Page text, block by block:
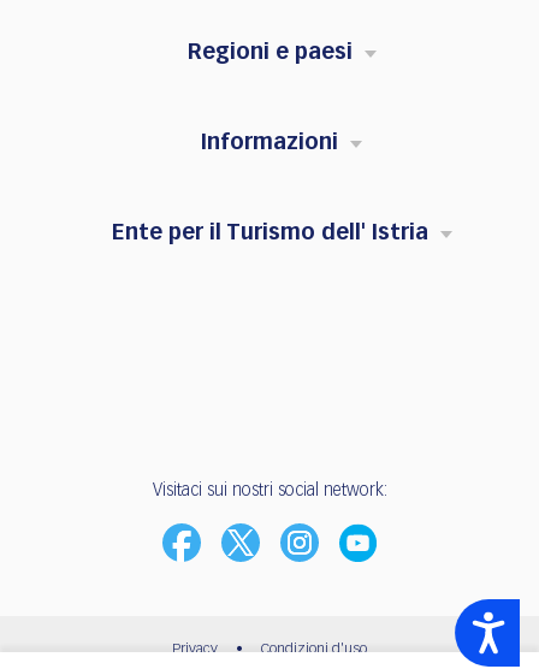
Accessibility
Regioni e paesi
Informazioni
Ente per il Turismo dell' Istria
Visitaci sui nostri social network:
Privacy • Condizioni d'uso